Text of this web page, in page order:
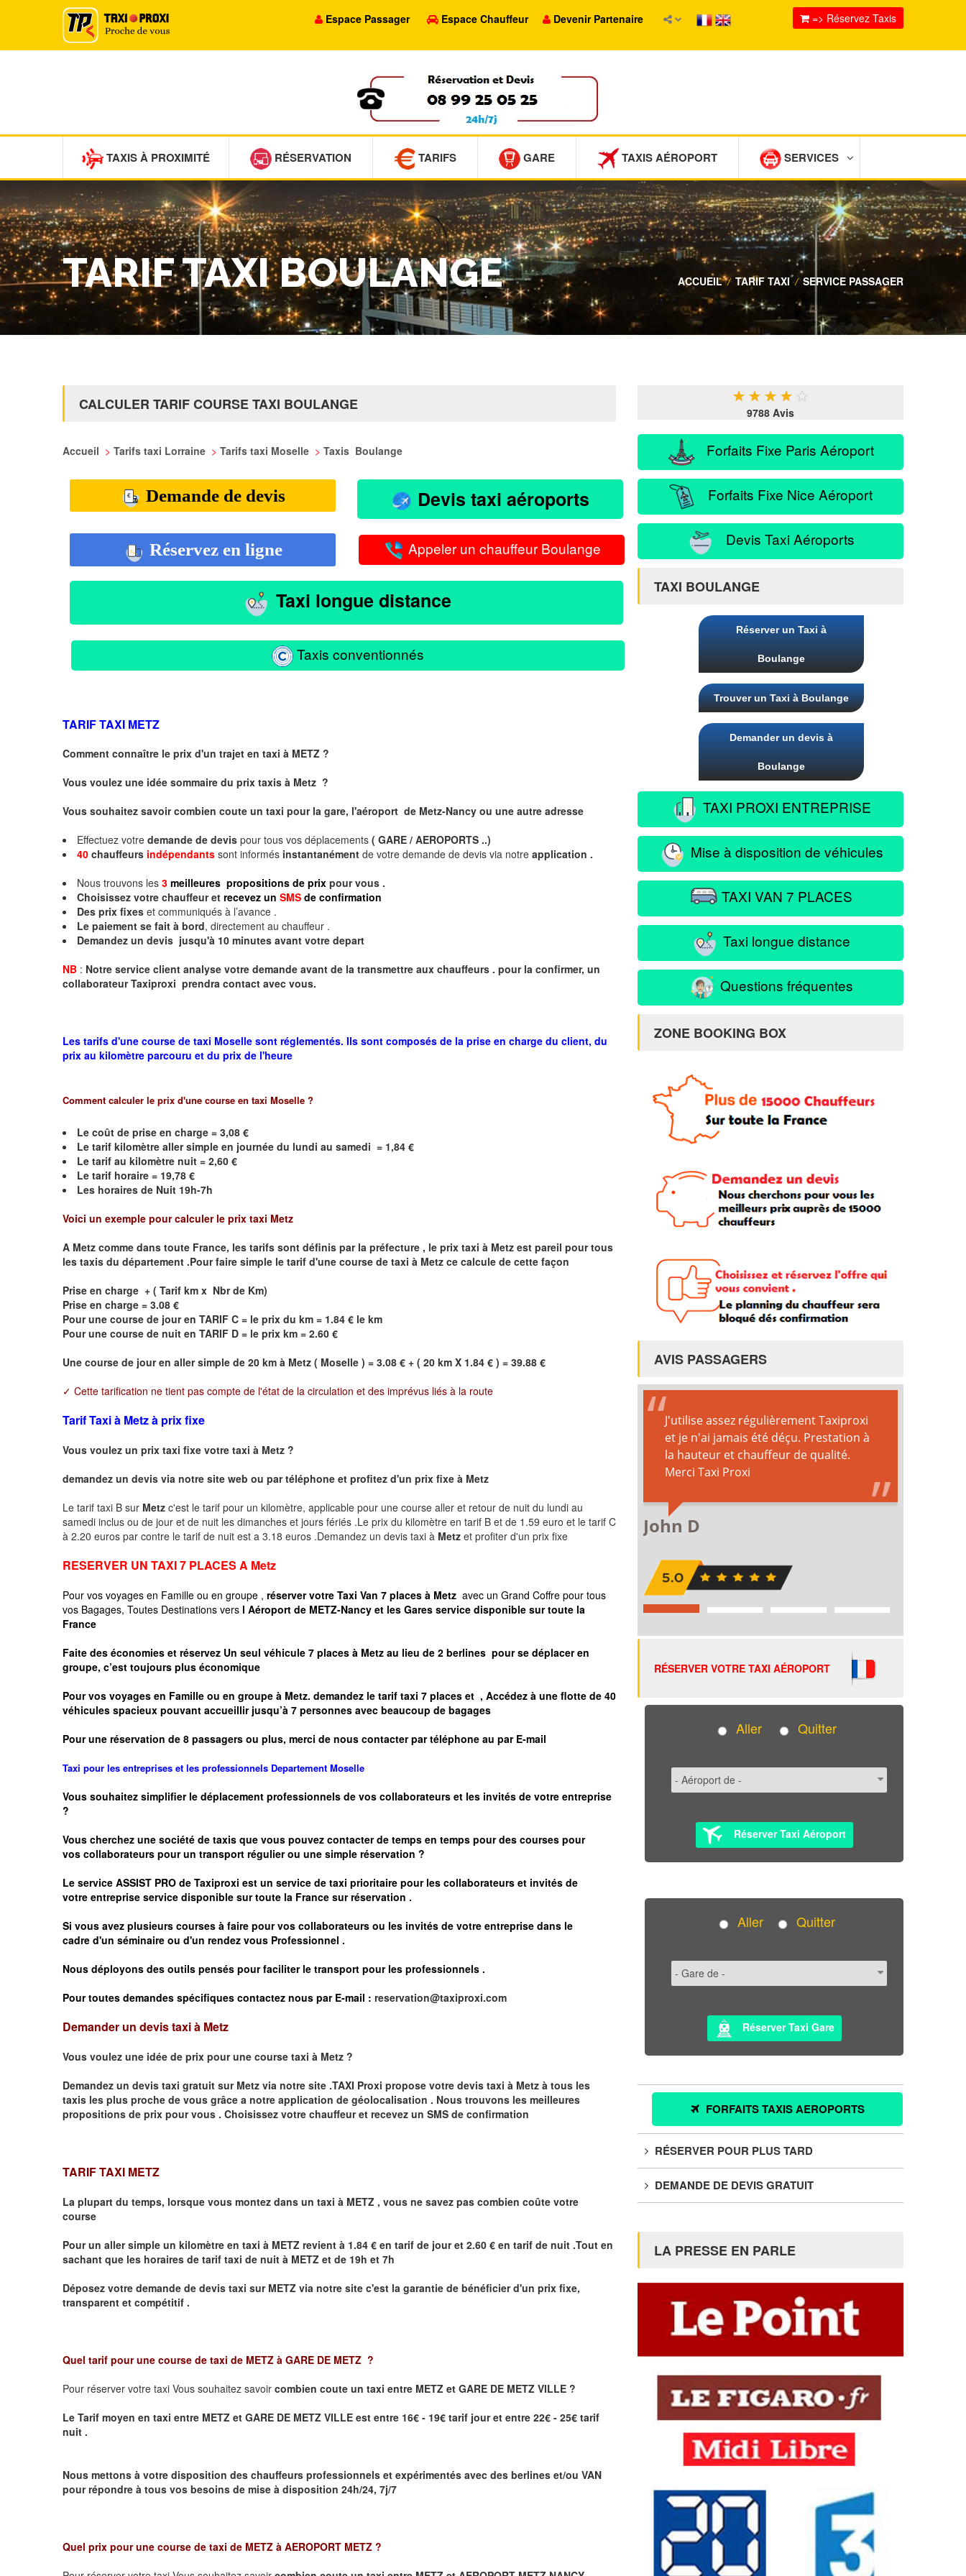
Espace Passager Espace Chauffeur Devenir Partenaire => Réservez Taxis
TAXIS À PROXIMITÉ RÉSERVATION TARIFS GARE TAXIS AÉROPORT SERVICES
TARIF TAXI BOULANGE ACCUEIL / TARIF TAXI / SERVICE PASSAGER
CALCULER TARIF COURSE TAXI BOULANGE
Accueil > Tarifs taxi Lorraine > Tarifs taxi Moselle > Taxis Boulange
Demande de devis Devis taxi aéroports
Réservez en ligne Appeler un chauffeur Boulange
Taxi longue distance
Taxis conventionnés
TARIF TAXI METZ
Comment connaître le prix d'un trajet en taxi à METZ ?
Vous voulez une idée sommaire du prix taxis à Metz ?
Vous souhaitez savoir combien coute un taxi pour la gare, l'aéroport de Metz-Nancy ou une autre adresse
Effectuez votre demande de devis pour tous vos déplacements ( GARE / AEROPORTS ..)
40 chauffeurs indépendants sont informés instantanément de votre demande de devis via notre application .
Nous trouvons les 3 meilleures propositions de prix pour vous .
Choisissez votre chauffeur et recevez un SMS de confirmation
Des prix fixes et communiqués à l’avance .
Le paiement se fait à bord, directement au chauffeur .
Demandez un devis jusqu'à 10 minutes avant votre depart
NB : Notre service client analyse votre demande avant de la transmettre aux chauffeurs . pour la confirmer, un
collaborateur Taxiproxi prendra contact avec vous.
Les tarifs d'une course de taxi Moselle sont réglementés. Ils sont composés de la prise en charge du client, du
prix au kilomètre parcouru et du prix de l'heure
Comment calculer le prix d'une course en taxi Moselle ?
Le coût de prise en charge = 3,08 €
Le tarif kilomètre aller simple en journée du lundi au samedi = 1,84 €
Le tarif au kilomètre nuit = 2,60 €
Le tarif horaire = 19,78 €
Les horaires de Nuit 19h-7h
Voici un exemple pour calculer le prix taxi Metz
A Metz comme dans toute France, les tarifs sont définis par la préfecture , le prix taxi à Metz est pareil pour tous
les taxis du département .Pour faire simple le tarif d'une course de taxi à Metz ce calcule de cette façon
Prise en charge + ( Tarif km x Nbr de Km)
Prise en charge = 3.08 €
Pour une course de jour en TARIF C = le prix du km = 1.84 € le km
Pour une course de nuit en TARIF D = le prix km = 2.60 €
Une course de jour en aller simple de 20 km à Metz ( Moselle ) = 3.08 € + ( 20 km X 1.84 € ) = 39.88 €
✓ Cette tarification ne tient pas compte de l'état de la circulation et des imprévus liés à la route
Tarif Taxi à Metz à prix fixe
Vous voulez un prix taxi fixe votre taxi à Metz ?
demandez un devis via notre site web ou par téléphone et profitez d'un prix fixe à Metz
Le tarif taxi B sur Metz c'est le tarif pour un kilomètre, applicable pour une course aller et retour de nuit du lundi au
samedi inclus ou de jour et de nuit les dimanches et jours fériés .Le prix du kilomètre en tarif B et de 1.59 euro et le tarif C
à 2.20 euros par contre le tarif de nuit est a 3.18 euros .Demandez un devis taxi à Metz et profiter d'un prix fixe
RESERVER UN TAXI 7 PLACES A Metz
Pour vos voyages en Famille ou en groupe , réserver votre Taxi Van 7 places à Metz avec un Grand Coffre pour tous
vos Bagages, Toutes Destinations vers l Aéroport de METZ-Nancy et les Gares service disponible sur toute la
France
Faite des économies et réservez Un seul véhicule 7 places à Metz au lieu de 2 berlines pour se déplacer en
groupe, c’est toujours plus économique
Pour vos voyages en Famille ou en groupe à Metz. demandez le tarif taxi 7 places et , Accédez à une flotte de 40
véhicules spacieux pouvant accueillir jusqu’à 7 personnes avec beaucoup de bagages
Pour une réservation de 8 passagers ou plus, merci de nous contacter par téléphone au par E-mail
Taxi pour les entreprises et les professionnels Departement Moselle
Vous souhaitez simplifier le déplacement professionnels de vos collaborateurs et les invités de votre entreprise
?
Vous cherchez une société de taxis que vous pouvez contacter de temps en temps pour des courses pour
vos collaborateurs pour un transport régulierou une simple réservation ?
Le service ASSIST PRO de Taxiproxi est un service de taxi prioritaire pour les collaborateurs et invités de
votre entreprise service disponible sur toute la France sur réservation .
Si vous avez plusieurs courses à faire pour vos collaborateurs ou les invités de votre entreprise dans le
cadre d'un séminaire ou d'un rendez vous Professionnel .
Nous déployons des outils pensés pour faciliter le transport pour les professionnels .
Pour toutes demandes spécifiques contactez nous par E-mail : reservation@taxiproxi.com
Demander un devis taxi à Metz
Vous voulez une idée de prix pour une course taxi à Metz ?
Demandez un devis taxi gratuit sur Metz via notre site .TAXI Proxi propose votre devis taxi à Metz à tous les
taxis les plus proche de vous grâce a notre application de géolocalisation . Nous trouvons les meilleures
propositions de prix pour vous . Choisissez votre chauffeur et recevez un SMS de confirmation
TARIF TAXI METZ
La plupart du temps, lorsque vous montez dans un taxi à METZ , vous ne savez pas combien coûte votre
course
Pour un aller simple un kilomètre en taxi à METZ revient à 1.84 € en tarif de jour et 2.60 € en tarif de nuit .Tout en
sachant que les horaires de tarif taxi de nuit à METZ et de 19h et 7h
Déposez votre demande de devis taxi sur METZ via notre site c'est la garantie de bénéficier d'un prix fixe,
transparent et compétitif .
Quel tarif pour une course de taxi de METZ à GARE DE METZ ?
Pour réserver votre taxi Vous souhaitez savoir combien coute un taxi entre METZ et GARE DE METZ VILLE ?
Le Tarif moyen en taxi entre METZ et GARE DE METZ VILLE est entre 16€ - 19€ tarif jour et entre 22€ - 25€ tarif
nuit .
Nous mettons à votre disposition des chauffeurs professionnels et expérimentés avec des berlines et/ou VAN
pour répondre à tous vos besoins de mise à disposition 24h/24, 7j/7
Quel prix pour une course de taxi de METZ à AEROPORT METZ ?
★ ★ ★ ★ ★
9788 Avis
Forfaits Fixe Paris Aéroport
Forfaits Fixe Nice Aéroport
Devis Taxi Aéroports
TAXI BOULANGE
Réserver un Taxi à
Boulange
Trouver un Taxi à Boulange
Demander un devis à
Boulange
TAXI PROXI ENTREPRISE
Mise à disposition de véhicules
TAXI VAN 7 PLACES
Taxi longue distance
Questions fréquentes
ZONE BOOKING BOX
AVIS PASSAGERS
RÉSERVER VOTRE TAXI AÉROPORT
Aller Quitter
Réserver Taxi Aéroport
Aller Quitter
Réserver Taxi Gare
FORFAITS TAXIS AEROPORTS
RÉSERVER POUR PLUS TARD
DEMANDE DE DEVIS GRATUIT
LA PRESSE EN PARLE